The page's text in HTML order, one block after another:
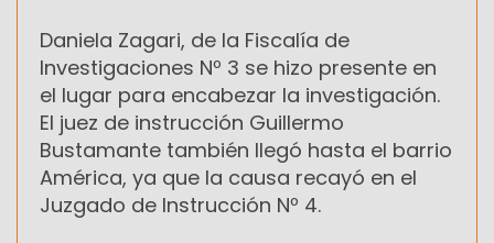
Daniela Zagari, de la Fiscalía de
Investigaciones Nº 3 se hizo presente en
el lugar para encabezar la investigación.
El juez de instrucción Guillermo
Bustamante también llegó hasta el barrio
América, ya que la causa recayó en el
Juzgado de Instrucción Nº 4.